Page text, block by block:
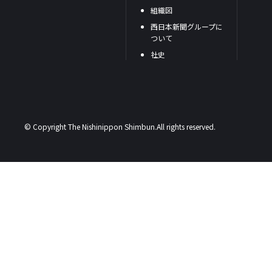
組織図
西日本新聞グループに
ついて
社史
© Copyright The Nishinippon Shimbun.All rights reserved.